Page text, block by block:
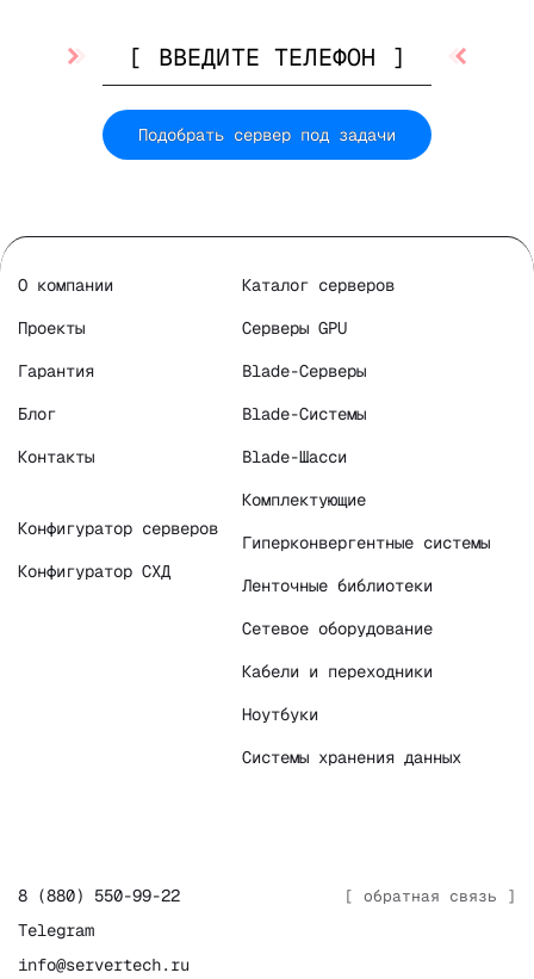
Подобрать сервер под задачи
О компании
Проекты
Гарантия
Блог
Контакты
Конфигуратор серверов
Конфигуратор СХД
Каталог серверов
Серверы GPU
Blade-Серверы
Blade-Системы
Blade-Шасси
Комплектующие
Гиперконвергентные системы
Ленточные библиотеки
Сетевое оборудование
Кабели и переходники
Ноутбуки
Системы хранения данных
[ обратная связь ]
8 (880) 550-99-22
Telegram
info@servertech.ru